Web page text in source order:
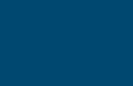
तयारीः तीन
को विशेष प्रदर्शनी